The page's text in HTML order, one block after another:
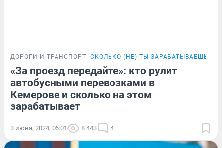
ДОРОГИ И ТРАНСПОРТ СКОЛЬКО (НЕ) ТЫ ЗАРАБАТЫВАЕШЬ
«За проезд передайте»: кто рулит
автобусными перевозками в
Кемерове и сколько на этом
зарабатывает
3 июня, 2024, 06:01 8 443 4